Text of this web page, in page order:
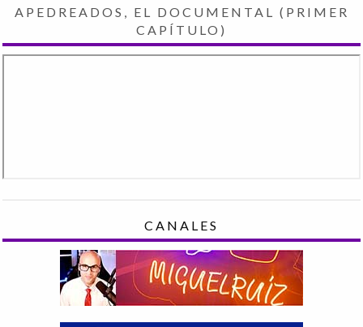
APEDREADOS, EL DOCUMENTAL (PRIMER
CAPÍTULO)
CANALES